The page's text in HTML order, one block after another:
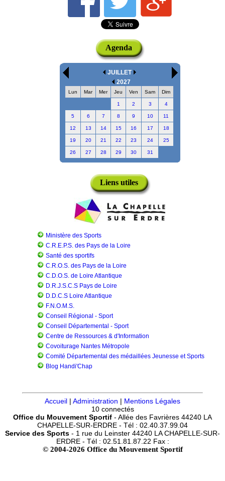
Agenda
JUILLET
2027
Lun Mar Mer Jeu Ven Sam Dim
1 2 3 4
5 6 7 8 9 10 11
12 13 14 15 16 17 18
19 20 21 22 23 24 25
26 27 28 29 30 31
Liens utiles
Ministère des Sports
C.R.E.P.S. des Pays de la Loire
Santé des sportifs
C.R.O.S. des Pays de la Loire
C.D.O.S. de Loire Atlantique
D.R.J.S.C.S Pays de Loire
D.D.C.S Loire Atlantique
F.N.O.M.S.
Conseil Régional - Sport
Conseil Départemental - Sport
Centre de Ressources & d'Information
Covoiturage Nantes Métropole
Comité Départemental des médaillées Jeunesse et Sports
Blog Handi'Chap
Accueil | Administration | Mentions Légales
10 connectés
Office du Mouvement Sportif - Allée des Favrières 44240 LA
CHAPELLE-SUR-ERDRE - Tél : 02.40.37.99.04
Service des Sports - 1 rue du Leinster 44240 LA CHAPELLE-SUR-
ERDRE - Tél : 02.51.81.87.22 Fax :
© 2004-2026 Office du Mouvement Sportif